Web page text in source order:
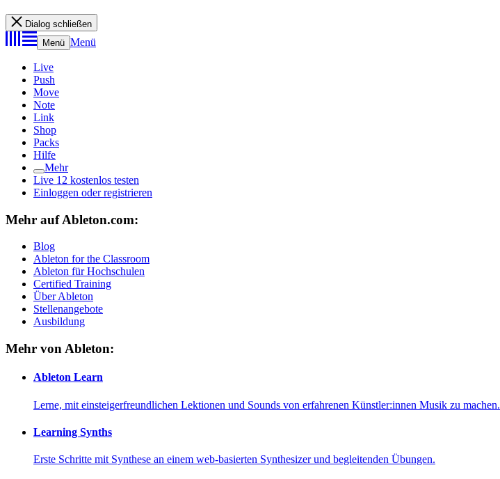
Dialog schließen
Menü Menü
Live
Push
Move
Note
Link
Shop
Packs
Hilfe
Mehr
Live 12 kostenlos testen
Einloggen oder registrieren
Mehr auf Ableton.com:
Blog
Ableton for the Classroom
Ableton für Hochschulen
Certified Training
Über Ableton
Stellenangebote
Ausbildung
Mehr von Ableton:
Ableton Learn
Lerne, mit einsteigerfreundlichen Lektionen und Sounds von erfahrenen Künstler:innen Musik zu machen.
Learning Synths
Erste Schritte mit Synthese an einem web-basierten Synthesizer und begleitenden Übungen.